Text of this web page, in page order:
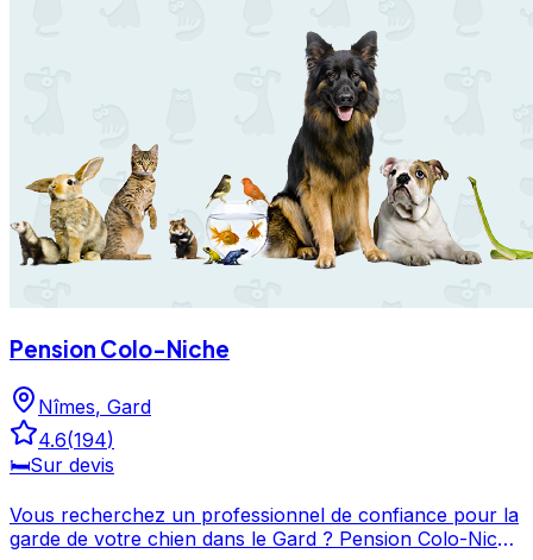
services et le contacter directement. Maison D'eiko est
un professionnel du service canin situé à Nîmes. Noté
4.6/5 ⭐⭐⭐⭐⭐ sur Google Maps avec 155 avis.
Pension Colo-Niche
Nîmes, Gard
4.6(194)
🛏️Sur devis
Vous recherchez un professionnel de confiance pour la
garde de votre chien dans le Gard ? Pension Colo-Niche